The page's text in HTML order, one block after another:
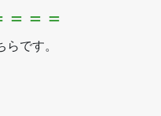
＝＝＝
です。